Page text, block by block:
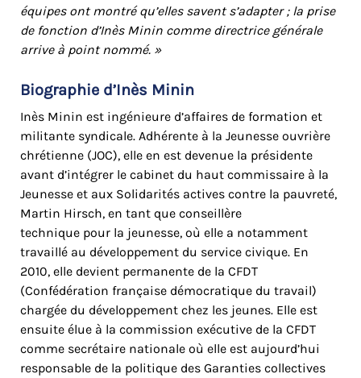
équipes ont montré qu’elles savent s’adapter ; la prise
de fonction d’Inès Minin comme directrice générale
arrive à point nommé. »
Biographie d’Inès Minin
Inès Minin est ingénieure d’affaires de formation et
militante syndicale. Adhérente à la Jeunesse ouvrière
chrétienne (JOC), elle en est devenue la présidente
avant d’intégrer le cabinet du haut commissaire à la
Jeunesse et aux Solidarités actives contre la pauvreté,
Martin Hirsch, en tant que conseillère
technique pour la jeunesse, où elle a notamment
travaillé au développement du service civique. En
2010, elle devient permanente de la CFDT
(Confédération française démocratique du travail)
chargée du développement chez les jeunes. Elle est
ensuite élue à la commission exécutive de la CFDT
comme secrétaire nationale où elle est aujourd’hui
responsable de la politique des Garanties collectives